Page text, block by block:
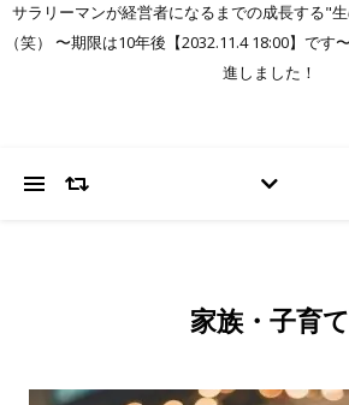
サラリーマンが経営者になるまでの成長する"
（笑） 〜期限は10年後【2032.11.4 18:00】で
進しました！
家族・子育て